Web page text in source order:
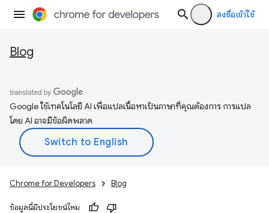
ลงชื่อเข้าใช้
Blog
Google ใช้เทคโนโลยี AI เพื่อแปลเนื้อหาเป็นภาษาที่คุณต้องการ การแปล
โดย AI อาจมีข้อผิดพลาด
Chrome for Developers Blog
ข้อมูลนี้มีประโยชน์ไหม